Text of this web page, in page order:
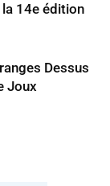
14e édition
Dessus
Joux